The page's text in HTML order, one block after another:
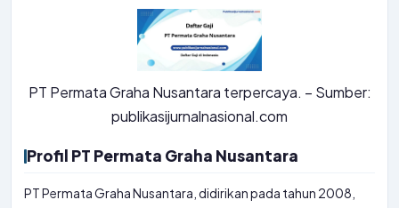
PT Permata Graha Nusantara terpercaya. – Sumber:
publikasijurnalnasional.com
Profil PT Permata Graha Nusantara
PT Permata Graha Nusantara, didirikan pada tahun 2008,